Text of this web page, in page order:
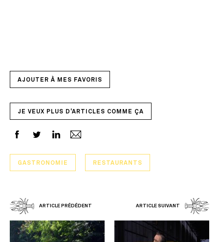
AJOUTER À MES FAVORIS
JE VEUX PLUS D'ARTICLES COMME ÇA
GASTRONOMIE RESTAURANTS
ARTICLE PRÉDÉDENT ARTICLE SUIVANT